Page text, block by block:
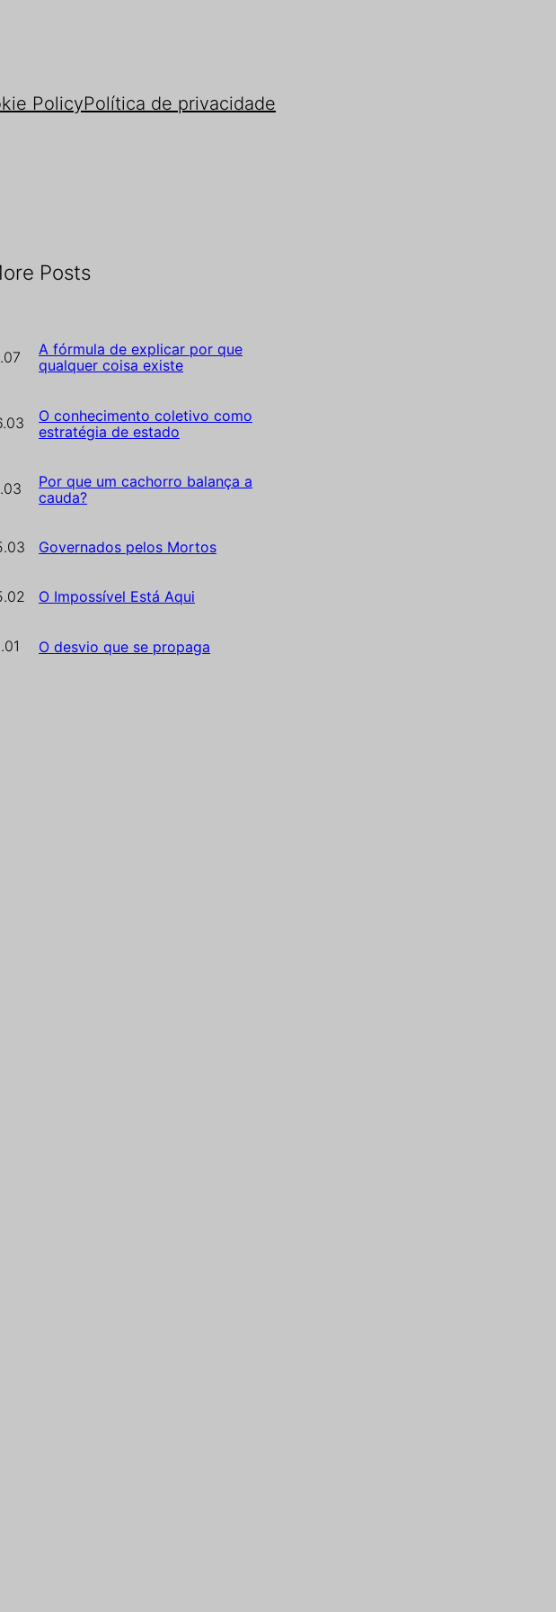
PolicyPolítica de privacidade
Posts
A fórmula de explicar por que
qualquer coisa existe
O conhecimento coletivo como
estratégia de estado
Por que um cachorro balança a
cauda?
Governados pelos Mortos
O Impossível Está Aqui
O desvio que se propaga